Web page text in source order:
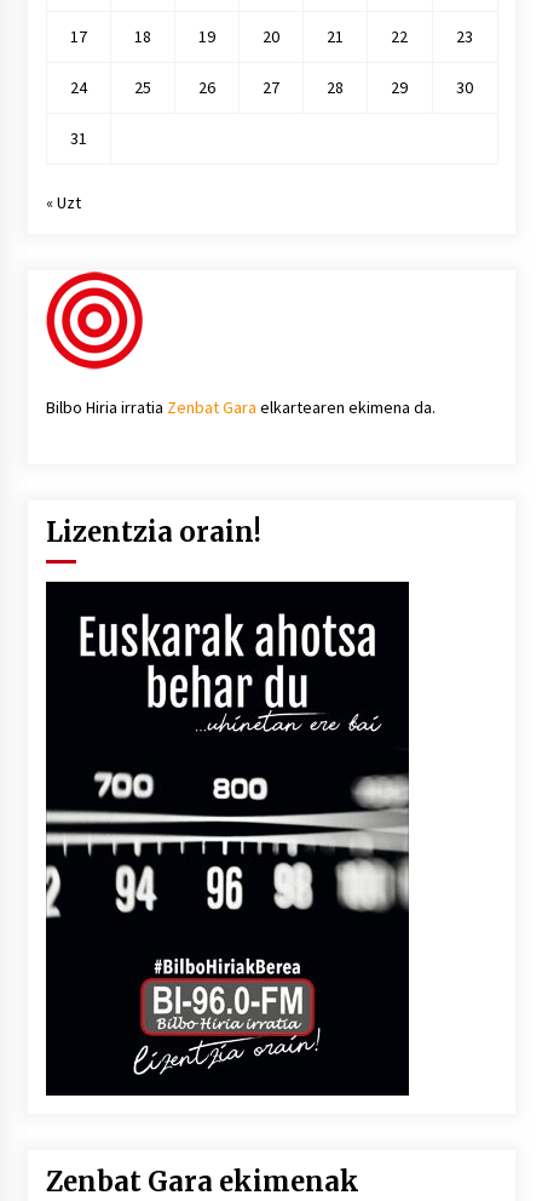
17 18 19 20 21 22 23
24 25 26 27 28 29 30
31
« Uzt
Bilbo Hiria irratia Zenbat Gara elkartearen ekimena da.
Lizentzia orain!
Zenbat Gara ekimenak